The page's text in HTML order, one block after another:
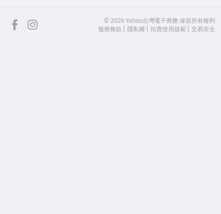
facebook ©2026 Yahoo台灣電子商務 保留所有權利
服務條款
隱私權 拍賣使用規範 交易安全